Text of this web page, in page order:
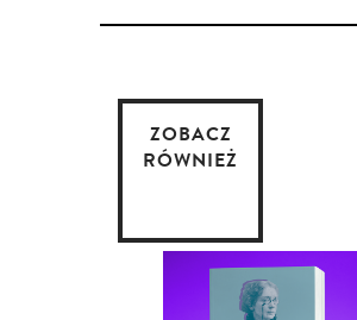
ZOBACZ
RÓWNIEŻ